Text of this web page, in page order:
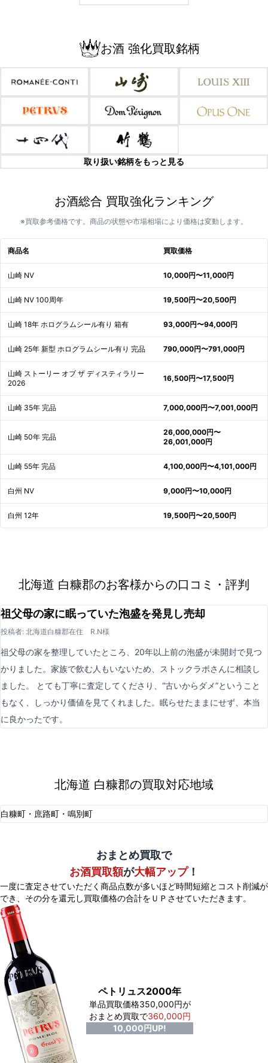
お酒 強化買取銘柄
取り扱い銘柄をもっと見る
お酒総合 買取強化ランキング
※買取参考価格です。商品の状態や市場相場により価格は変動します。
商品名 買取価格
山崎 NV 10,000円〜11,000円
山崎 NV 100周年 19,500円〜20,500円
山崎 18年 ホログラムシール有り 箱有 93,000円〜94,000円
山崎 25年 新型 ホログラムシール有り 完品 790,000円〜791,000円
山崎 ストーリー オブ ザ ディスティラリー
2026
16,500円〜17,500円
山崎 35年 完品 7,000,000円〜7,001,000円
山崎 50年 完品
26,000,000円〜
26,001,000円
山崎 55年 完品 4,100,000円〜4,101,000円
白州 NV 9,000円〜10,000円
白州 12年 19,500円〜20,500円
北海道 白糠郡のお客様からの口コミ・評判
祖父母の家に眠っていた泡盛を発見し売却
投稿者: 北海道白糠郡在住 R.N様
祖父母の家を整理していたところ、20年以上前の泡盛が未開封で見つ
かりました。家族で飲む人もいないため、ストックラボさんに相談し
ました。 とても丁寧に査定してくださり、“古いからダメ”ということ
もなく、しっかり価値を見てくれました。眠らせたままにせず、本当
に良かったです。
北海道 白糠郡の買取対応地域
白糠町・庶路町・鳴別町
おまとめ買取で
お酒買取額が大幅アップ！
一度に査定させていただく商品点数が多いほど時間短縮とコスト削減が
でき、 その分を還元し買取価格の合計をＵＰさせていただきます。
ペトリュス2000年
単品買取価格350,000円が
おまとめ買取で360,000円
10,000円UP!